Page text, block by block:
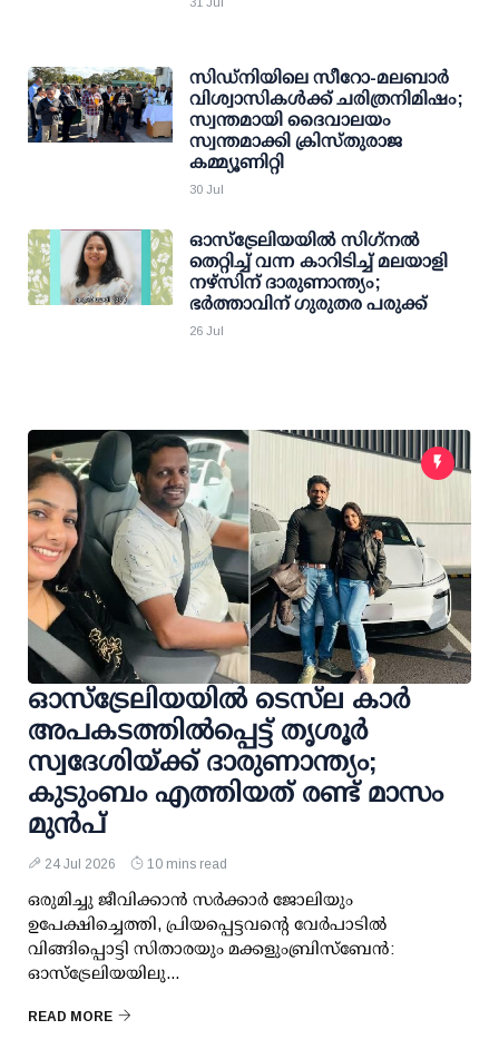
സിഡ്നിയിലെ സീറോ-മലബാർ
വിശ്വാസികൾക്ക് ചരിത്രനിമിഷം;
സ്വന്തമായി ദൈവാലയം
സ്വന്തമാക്കി ക്രിസ്തുരാജ
കമ്മ്യൂണിറ്റി
30 Jul
ഓസ്ട്രേലിയയില്‍ സിഗ്‌നല്‍
തെറ്റിച്ച് വന്ന കാറിടിച്ച് മലയാളി
നഴ്‌സിന് ദാരുണാന്ത്യം;
ഭര്‍ത്താവിന് ഗുരുതര പരുക്ക്
26 Jul
ഓസ്‌ട്രേലിയയില്‍ ടെസ്‌ല കാര്‍
അപകടത്തില്‍പ്പെട്ട് തൃശൂര്‍
സ്വദേശിയ്ക്ക് ദാരുണാന്ത്യം;
കുടുംബം എത്തിയത് രണ്ട് മാസം
മുന്‍പ്
24 Jul 2026 10 mins read
ഒരുമിച്ചു ജീവിക്കാന്‍ സര്‍ക്കാര്‍ ജോലിയും
ഉപേക്ഷിച്ചെത്തി, പ്രിയപ്പെട്ടവന്റെ വേര്‍പാടില്‍
വിങ്ങിപ്പൊട്ടി സിതാരയും മക്കളുംബ്രിസ്‌ബേന്‍:
ഓസ്‌ട്രേലിയയിലു...
READ MORE